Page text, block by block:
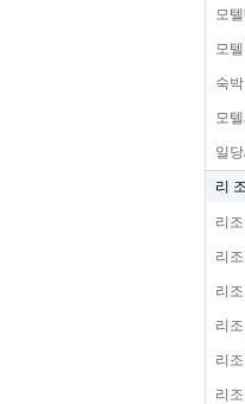
모
모
숙
모
일
리
리
리
리
리
리
리